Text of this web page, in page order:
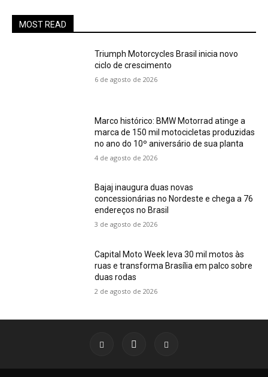
MOST READ
Triumph Motorcycles Brasil inicia novo
ciclo de crescimento
6 de agosto de 2026
Marco histórico: BMW Motorrad atinge a
marca de 150 mil motocicletas produzidas
no ano do 10º aniversário de sua planta
4 de agosto de 2026
Bajaj inaugura duas novas
concessionárias no Nordeste e chega a 76
endereços no Brasil
3 de agosto de 2026
Capital Moto Week leva 30 mil motos às
ruas e transforma Brasília em palco sobre
duas rodas
2 de agosto de 2026